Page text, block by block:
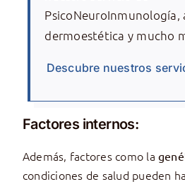
PsicoNeuroInmunología,
dermoestética y mucho
Descubre nuestros
Factores internos:
Además, factores como la
condiciones de salud pueden